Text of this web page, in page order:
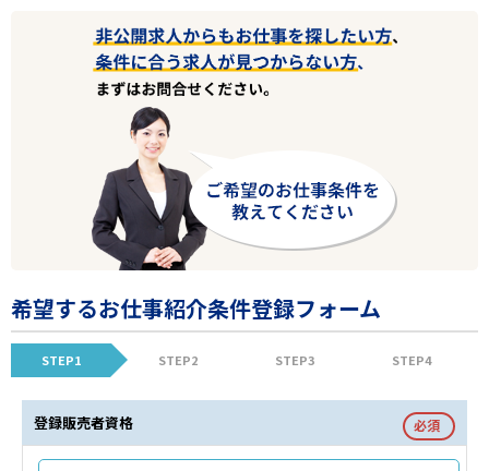
希望するお仕事紹介条件登録フォーム
STEP1 STEP2 STEP3 STEP4
登録販売者資格 必須